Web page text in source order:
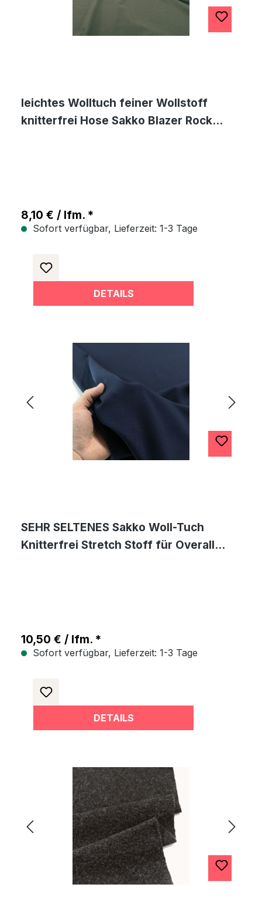
leichtes Wolltuch feiner Wollstoff
knitterfrei Hose Sakko Blazer Rock
8,10 € / lfm. *
Sofort verfügbar, Lieferzeit: 1-3 Tage
DETAILS
SEHR SELTENES Sakko Woll-Tuch
Knitterfrei Stretch Stoff für Overall
10,50 € / lfm. *
Sofort verfügbar, Lieferzeit: 1-3 Tage
DETAILS